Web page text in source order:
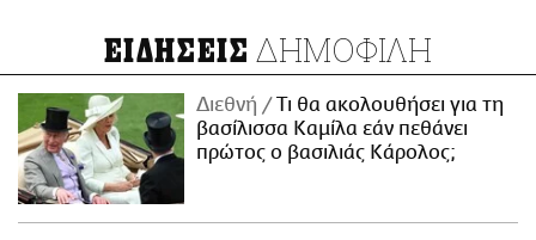
ΕΙΔΗΣΕΙΣ ΔΗΜΟΦΙΛΗ
Διεθνή
Τι θα ακολουθήσει για τη
βασίλισσα Καμίλα εάν πεθάνει
πρώτος ο βασιλιάς Κάρολος;